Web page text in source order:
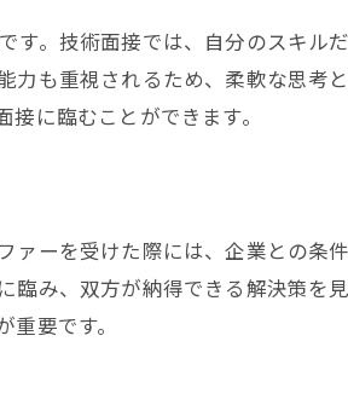
す。技術面接では、自分のスキル
も重視されるため、柔軟な思考
に臨むことができます。
ーを受けた際には、企業との条
臨み、双方が納得できる解決策を
要です。